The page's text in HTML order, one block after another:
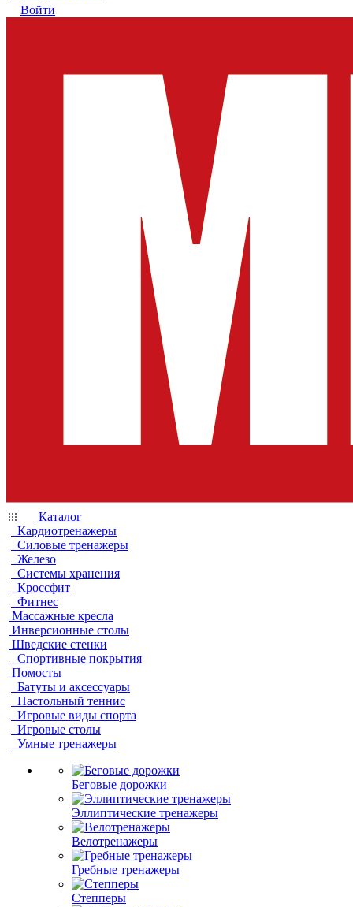
Войти
Каталог
Кардиотренажеры
Силовые тренажеры
Железо
Системы хранения
Кроссфит
Фитнес
Массажные кресла
Инверсионные столы
Шведские стенки
Спортивные покрытия
Помосты
Батуты и аксессуары
Настольный теннис
Игровые виды спорта
Игровые столы
Умные тренажеры
Беговые дорожки
Эллиптические тренажеры
Велотренажеры
Гребные тренажеры
Степперы